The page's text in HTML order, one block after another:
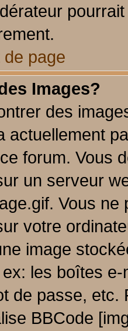
page
Images?
des
actuellement
forum. Vous
un serveur
Vous
votre
image
les boîtes
de passe,
BBCode